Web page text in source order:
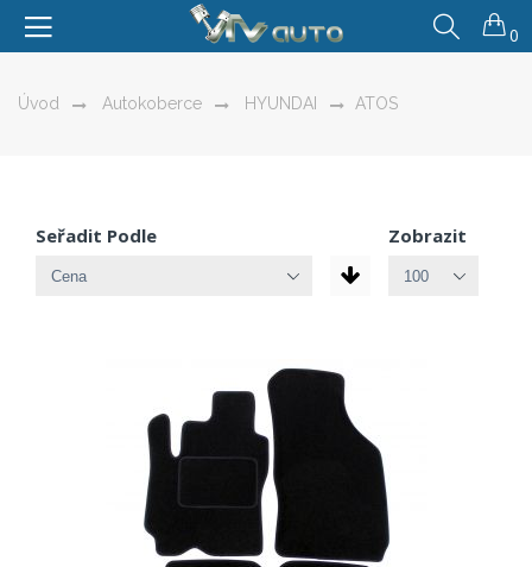
0
Úvod Autokoberce HYUNDAI ATOS
Seřadit Podle Zobrazit